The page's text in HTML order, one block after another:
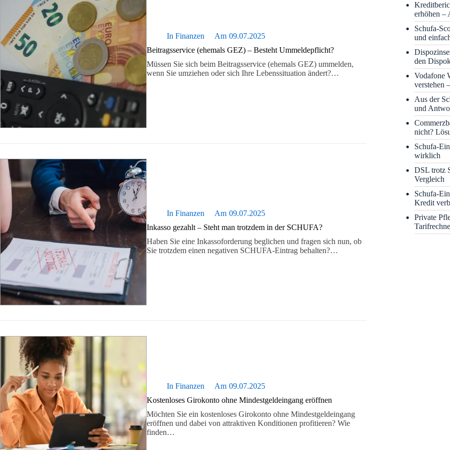
In Finanzen Am 09.07.2025
Beitragsservice (ehemals GEZ) – Besteht Um­melde­pflicht?
Müssen Sie sich beim Beitragsservice (ehemals GEZ) ummelden,
wenn Sie umziehen oder sich Ihre Lebenssituation ändert?…
In Finanzen Am 09.07.2025
Inkasso gezahlt – Steht man trotzdem in der SCHUFA?
Haben Sie eine Inkassoforderung beglichen und fragen sich nun, ob
Sie trotzdem einen negativen SCHUFA-Eintrag behalten?…
In Finanzen Am 09.07.2025
Kostenloses Girokonto ohne Mindestgeldeingang eröffnen
Möchten Sie ein kostenloses Girokonto ohne Mindestgeldeingang
eröffnen und dabei von attraktiven Konditionen profitieren? Wie
finden…
erhöhen –
Schufa-
und
den
Vodafone
verstehen
Aus der
und
nicht?
Schufa-
wirklich
DSL trotz
Vergleich
Schufa-
Kredit
Private